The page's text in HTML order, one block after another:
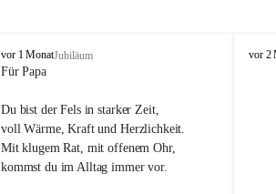
O
s
i
vor 1 MonatJubiläum
Für Papa
Du bist der Fels in starker Zeit,
voll Wärme, Kraft und Herzlichkeit.
Mit klugem Rat, mit offenem Ohr,
kommst du im Alltag immer vor.
O
vor 2